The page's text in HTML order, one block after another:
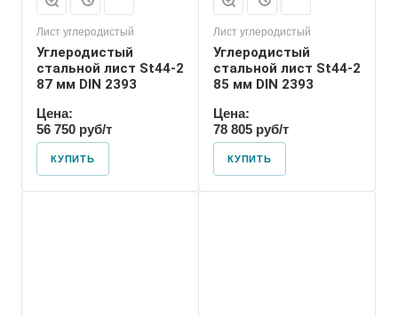
Лист углеродистый
Углеродистый
стальной лист St44-2
87 мм DIN 2393
Цена:
56 750 руб/т
КУПИТЬ
Лист углеродистый
Углеродистый
стальной лист St44-2
85 мм DIN 2393
Цена:
78 805 руб/т
КУПИТЬ